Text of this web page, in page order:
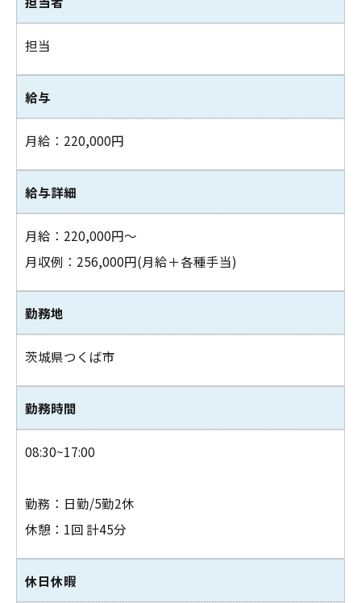
担当
給与
月給：220,000円
給与詳細
月給：220,000円～
月収例：256,000円(月給＋各種手当)
勤務地
茨城県つくば市
勤務時間
08:30~17:00
勤務：日勤/5勤2休
休憩：1回 計45分
休日休暇
お問い合わせはこちら